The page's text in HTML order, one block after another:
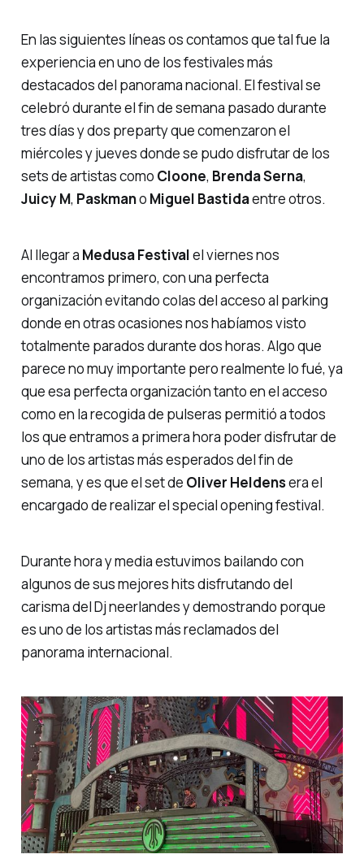
En las siguientes líneas os contamos que tal fue la
experiencia en uno de los festivales más
destacados del panorama nacional. El festival se
celebró durante el fin de semana pasado durante
tres días y dos preparty que comenzaron el
miércoles y jueves donde se pudo disfrutar de los
sets de artistas como Cloone, Brenda Serna,
Juicy M, Paskmano Miguel Bastidaentre otros.
Al llegar a Medusa Festivalel viernes nos
encontramos primero, con una perfecta
organización evitando colas del acceso al parking
donde en otras ocasiones nos habíamos visto
totalmente parados durante dos horas. Algo que
parece no muy importante pero realmente lo fué, ya
que esa perfecta organización tanto en el acceso
como en la recogida de pulseras permitió a todos
los que entramos a primera hora poder disfrutar de
uno de los artistas más esperados del fin de
semana, y es que el set de Oliver Heldensera el
encargado de realizar elspecial opening festival.
Durante hora y media estuvimos bailando con
algunos de sus mejores hits disfrutando del
carisma del Dj neerlandes y demostrando porque
es uno de los artistas más reclamados del
panorama internacional.